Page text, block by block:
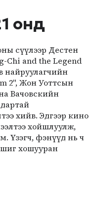
онд
оны сүүлээр Дестен
Chi and the Legend
найруулагчийн
2", Жон Уоттсын
Вачовскийн
хийв. Эдгээр кино
хойшлуулж,
Үзэгч, фэнүүд нь ч
шиг хошууран